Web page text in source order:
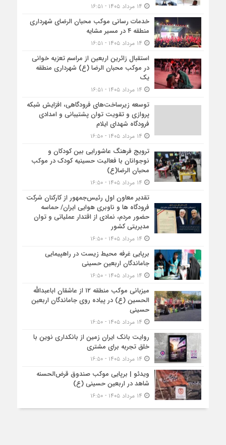
خدمات رسانی موکب محبان الرضای شهرداری
منطقه ۴ در مسیر مشایه
استقبال زائرین اربعین از مراسم تعزیه خوانی
در موکب محبان الرضا (ع) شهرداری منطقه
یک
توسعه زیرساخت‌های فرودگاهی، افزایش شبکه
پروازی و تقویت توان پشتیبانی و امدادی
فرودگاه شهدای ایلام
ترویج فرهنگ عاشورایی بین کودکان و
نوجوانان با فعالیت حسینیه کودک در موکب
محبان الرضا(ع)
تقدیر معاون اول رئیس‌جمهور از کارکنان شرکت
فرودگاه ها و ناوبری هوایی ایران/ حماسه
حضور مردم، نمادی از اقتدار عملیاتی و توان
مدیریتی کشور
برپایی غرفه محیط زیست در راهپیمایی
جاماندگان اربعین حسینی
میزبانی موکب منطقه ۱۲ از عاشقان اباعبدالله
الحسین (ع) در پیاده روی جاماندگان اربعین
حسینی
روایت بانک ایران زمین از بانکداری نوین با
خلق تجربه برای مشتری
ویدئو | برپایی موکب صندوق قرض‌الحسنه
شاهد در اربعین حسینی (ع)